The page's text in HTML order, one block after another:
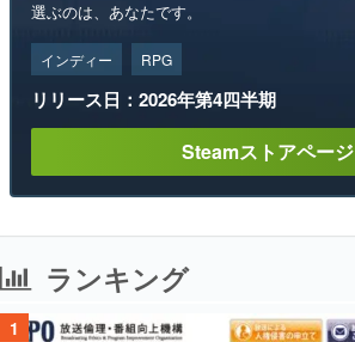
選ぶのは、あなたです。
インディー RPG
リリース日：2026年第4四半期
Steamストアページ
ランキング
1